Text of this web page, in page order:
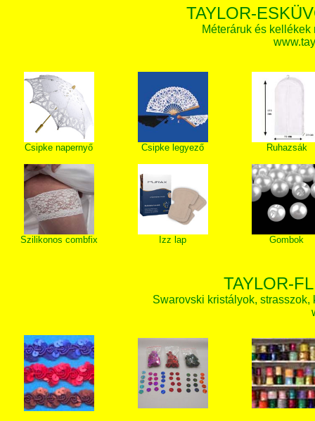
TAYLOR-
Méteráruk és
Csipke napernyő Csipke legyező Ruhazsák
Szilikonos combfix Izz lap Gombok
TAYLOR-
Swarovski kristályok,